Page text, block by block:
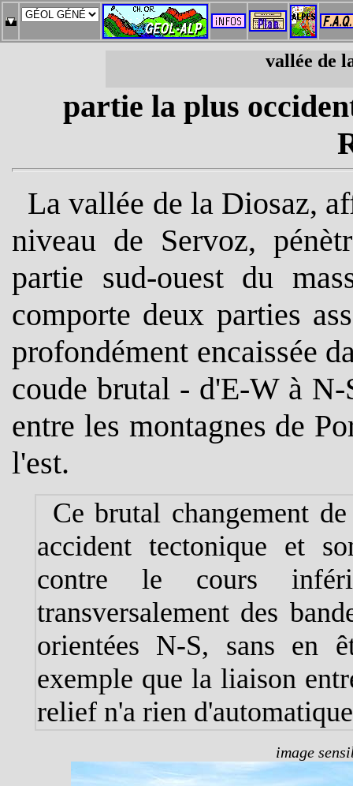
vallée de
partie la plus
La vallée de la Diosaz,
niveau de Servoz,
partie sud-ouest du
comporte deux parties
profondément encaissée
coude brutal - d'E-W à
entre les montagnes de
l'est.
Ce brutal changement
accident tectonique et
contre le cours
transversalement des
orientées N-S, sans en
exemple que la liaison
relief n'a rien
image